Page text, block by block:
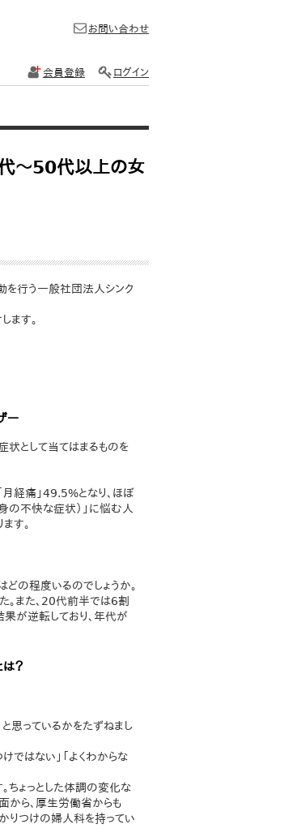
お問い合わせ
会員登録 ログイン
～50代以上の女
を行う一般社団法人シンク
ます。
ー
状として当てはまるものを
経痛」49.5%となり、ほぼ
の不快な症状）」に悩む人
す。
の程度いるのでしょうか。
。また、20代前半では6割
が逆転しており、年代が
？
思っているかをたずねまし
ではない」「よくわからな
ちょっとした体調の変化な
から、厚生労働省からも
りつけの婦人科を持ってい